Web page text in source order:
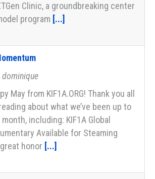
Clinic, a groundbreaking center
program [...]
dominique
May from KIF1A.ORG! Thank you all
about what we’ve been up to
including: KIF1A Global
Available for Steaming
honor [...]